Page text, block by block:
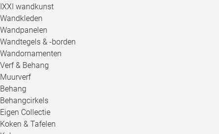
IXXI wandkunst
Wandkleden
Wandpanelen
Wandtegels & -borden
Wandornamenten
Verf & Behang
Muurverf
Behang
Behangcirkels
Eigen Collectie
Koken & Tafelen